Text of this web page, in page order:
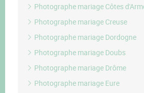
Photographe mariage Côtes
Photographe mariage Creuse
Photographe mariage Dordogne
Photographe mariage Doubs
Photographe mariage Drôme
Photographe mariage Eure